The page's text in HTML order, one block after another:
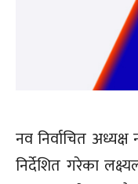
नव निर्वाचित
निर्देशित गरेका